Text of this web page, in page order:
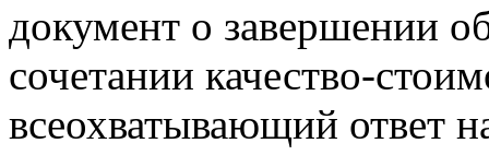
документ о завершении
сочетании качество-
всеохватывающий ответ